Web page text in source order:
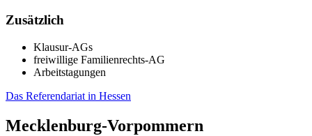
Zusätzlich
Klausur-AGs
freiwillige Familienrechts-AG
Arbeitstagungen
Das Referendariat in Hessen
Mecklenburg-Vorpommern